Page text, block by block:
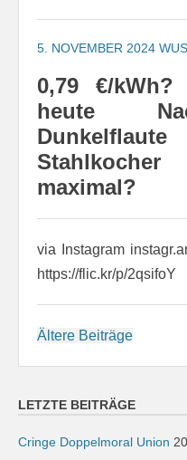
5. NOVEMBER 2024
0,79 €/
heute
maximal?
via Instagram
https://flic.kr/p/2qsifoY
Ältere Beiträge
LETZTE BEITRÄGE
Cringe Doppelmoral Union